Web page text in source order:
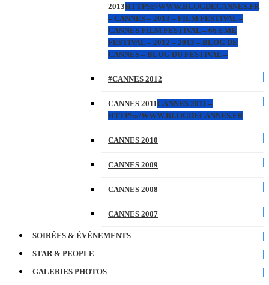
2013HTTPS://WWW.BLOGDECANNES.FR
– CANNES – 2013 – FILM FESTIVAL –
CANNES FILM FESTIVAL – 66 EME
FESTIVAL – 2012 – 2013 – BLOG DE
CANNES – BLOG DU FESTIVAL –
#CANNES 2012
CANNES 2011CANNES 2011 –
HTTPS://WWW.BLOGDECANNES.FR
CANNES 2010
CANNES 2009
CANNES 2008
CANNES 2007
SOIRÉES & ÉVÉNEMENTS
STAR & PEOPLE
GALERIES PHOTOS